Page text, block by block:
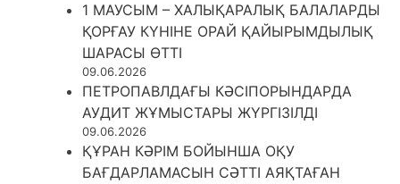
1 МАУСЫМ – ХАЛЫҚАРАЛЫҚ БАЛАЛАРДЫ
ҚОРҒАУ КҮНІНЕ ОРАЙ ҚАЙЫРЫМДЫЛЫҚ
ШАРАСЫ ӨТТІ
09.06.2026
ПЕТРОПАВЛДАҒЫ КӘСІПОРЫНДАРДА
АУДИТ ЖҰМЫСТАРЫ ЖҮРГІЗІЛДІ
09.06.2026
ҚҰРАН КӘРІМ БОЙЫНША ОҚУ
БАҒДАРЛАМАСЫН СӘТТІ АЯҚТАҒАН